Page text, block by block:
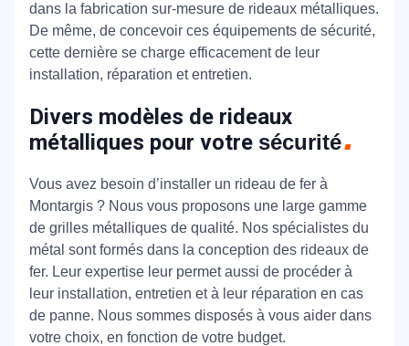
dans la fabrication sur-mesure de rideaux métalliques.
De même, de concevoir ces équipements de sécurité,
cette dernière se charge efficacement de leur
installation, réparation et entretien.
Divers modèles de rideaux
métalliques pour votre sécurité
Vous avez besoin d’installer un rideau de fer à
Montargis ? Nous vous proposons une large gamme
de grilles métalliques de qualité. Nos spécialistes du
métal sont formés dans la conception des rideaux de
fer. Leur expertise leur permet aussi de procéder à
leur installation, entretien et à leur réparation en cas
de panne. Nous sommes disposés à vous aider dans
votre choix, en fonction de votre budget.